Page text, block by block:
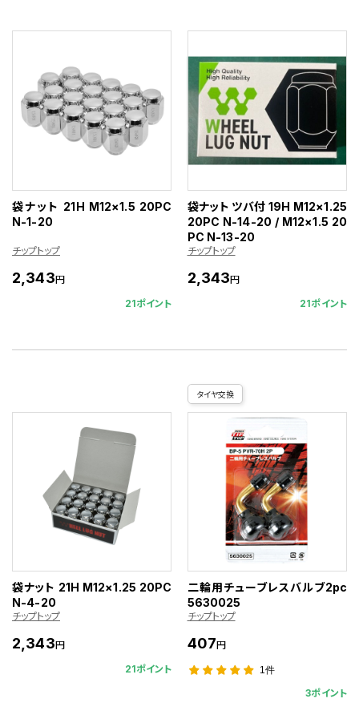
袋ナット 21H M12×1.5 20PC
N-1-20
チップトップ
2,343円
21ポイント
袋ナット ツバ付 19H M12×1.25
20PC N-14-20 / M12×1.5 20
PC N-13-20
チップトップ
2,343円
21ポイント
袋ナット 21H M12×1.25 20PC
N-4-20
チップトップ
2,343円
21ポイント
タイヤ交換
二輪用チューブレスバルブ2pc
5630025
チップトップ
407円
1件
3ポイント